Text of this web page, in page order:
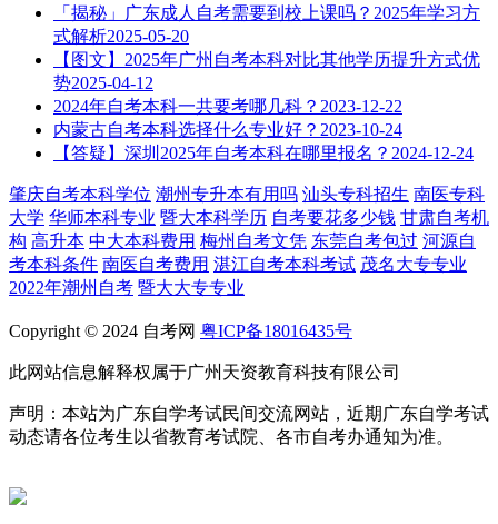
「揭秘」广东成人自考需要到校上课吗？2025年学习方
式解析2025-05-20
【图文】2025年广州自考本科对比其他学历提升方式优
势2025-04-12
2024年自考本科一共要考哪几科？ 2023-12-22
内蒙古自考本科选择什么专业好？ 2023-10-24
【答疑】深圳2025年自考本科在哪里报名？ 2024-12-24
肇庆自考本科学位 潮州专升本有用吗 汕头专科招生 南医专科
大学 华师本科专业 暨大本科学历 自考要花多少钱 甘肃自考机
构 高升本 中大本科费用 梅州自考文凭 东莞自考包过 河源自
考本科条件 南医自考费用 湛江自考本科考试 茂名大专专业
2022年潮州自考 暨大大专专业
Copyright © 2024 自考网 粤ICP备18016435号
此网站信息解释权属于广州天资教育科技有限公司
声明：本站为广东自学考试民间交流网站，近期广东自学考试
动态请各位考生以省教育考试院、各市自考办通知为准。